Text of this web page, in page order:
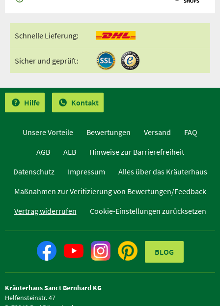
Schnelle Lieferung:
Sicher und geprüft:
Hilfe Kontakt
Unsere Vorteile Bewertungen Versand
FAQ
AGB
AEB
Hinweise zur Barrierefreiheit
Datenschutz
Impressum
Alles über das Kräuterhaus
Maßnahmen zur Verifizierung von Bewertungen/Feedback
Vertrag widerrufen
Cookie-Einstellungen zurücksetzen
BLOG
Kräuterhaus Sanct Bernhard KG
Helfensteinstr. 47